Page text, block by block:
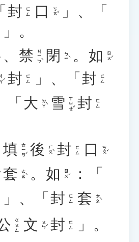
封 ㄈㄥ 口 ㄎㄡˇ
」、「
」。
、 禁 ㄐㄧㄣˋ 閉 ㄅㄧˋ 。 如 ㄖㄨˊ
ㄔㄚˊ 封 ㄈㄥ 」、「 封 ㄈㄥ
「 大 ㄉㄚˋ 雪 ㄒㄩㄝˇ 封 ㄈㄥ
填 ㄊㄧㄢˊ 後 ㄏㄡˋ 封 ㄈㄥ 口 ㄎㄡˇ
套 ㄊㄠˋ 。 如 ㄖㄨˊ
：「
」、「 封 ㄈㄥ 套 ㄊㄠˋ
ㄍㄨㄥ 文 ㄨㄣˊ 封 ㄈㄥ
」。